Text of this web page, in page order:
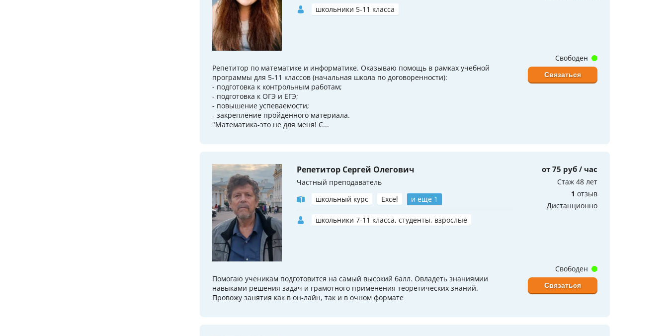
школьники 5-11 класса
Репетитор по математике и информатике. Оказываю помощь в рамках учебной
программы для 5-11 классов (начальная школа по договоренности):
- подготовка к контрольным работам;
- подготовка к ОГЭ и ЕГЭ;
- повышение успеваемости;
- закрепление пройденного материала.
"Математика-это не для меня! С...
Свободен
Связаться
Репетитор Сергей Олегович
Частный преподаватель
школьный курс
Excel и еще 1
школьники 7-11 класса, студенты, взрослые
от 75 руб / час
Стаж 48 лет
1 отзыв
Дистанционно
Помогаю ученикам подготовится на самый высокий балл. Овладеть знаниямии
навыками решения задач и грамотного применения теоретических знаний.
Провожу занятия как в он-лайн, так и в очном формате
Свободен
Связаться